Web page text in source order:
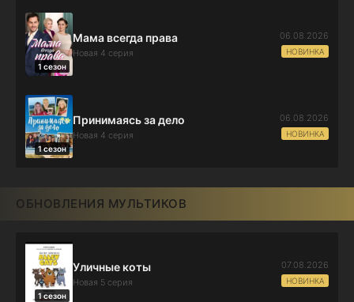
1 сезон
Мама всегда права
Новая 4 серия
06.08.2026
НОВИНКА
1 сезон
Принимаясь за дело
Новая 4 серия
06.08.2026
НОВИНКА
ОБНОВЛЕНИЯ МУЛЬТИКОВ
1 сезон
Уличные коты
Новая 5 серия
07.08.2026
НОВИНКА